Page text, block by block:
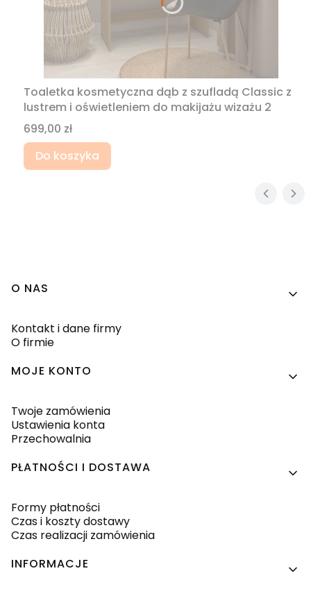
Toaletka kosmetyczna dąb z szufladą Classic z
lustrem i oświetleniem do makijażu wizażu 2
Cena
699,00 zł
Do koszyka
Linki w stopce
O NAS
Kontakt i dane firmy
O firmie
MOJE KONTO
Twoje zamówienia
Ustawienia konta
Przechowalnia
PŁATNOŚCI I DOSTAWA
Formy płatności
Czas i koszty dostawy
Czas realizacji zamówienia
INFORMACJE